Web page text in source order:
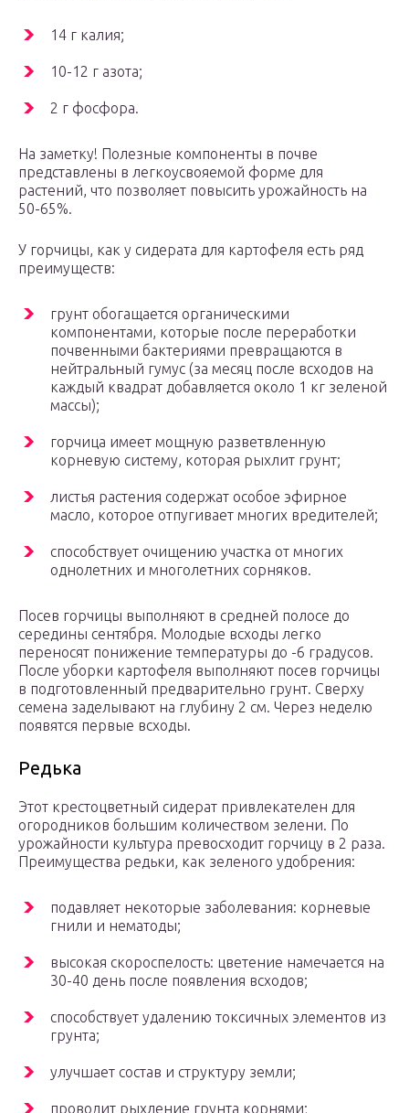
14 г калия;
10-12 г азота;
2 г фосфора.
На заметку! Полезные компоненты в почве
представлены в легкоусвояемой форме для
растений, что позволяет повысить урожайность на
50-65%.
У горчицы, как у сидерата для картофеля есть ряд
преимуществ:
грунт обогащается органическими
компонентами, которые после переработки
почвенными бактериями превращаются в
нейтральный гумус (за месяц после всходов на
каждый квадрат добавляется около 1 кг зеленой
массы);
горчица имеет мощную разветвленную
корневую систему, которая рыхлит грунт;
листья растения содержат особое эфирное
масло, которое отпугивает многих вредителей;
способствует очищению участка от многих
однолетних и многолетних сорняков.
Посев горчицы выполняют в средней полосе до
середины сентября. Молодые всходы легко
переносят понижение температуры до -6 градусов.
После уборки картофеля выполняют посев горчицы
в подготовленный предварительно грунт. Сверху
семена заделывают на глубину 2 см. Через неделю
появятся первые всходы.
Редька
Этот крестоцветный сидерат привлекателен для
огородников большим количеством зелени. По
урожайности культура превосходит горчицу в 2 раза.
Преимущества редьки, как зеленого удобрения:
подавляет некоторые заболевания: корневые
гнили и нематоды;
высокая скороспелость: цветение намечается на
30-40 день после появления всходов;
способствует удалению токсичных элементов из
грунта;
улучшает состав и структуру земли;
проводит рыхление грунта корнями;